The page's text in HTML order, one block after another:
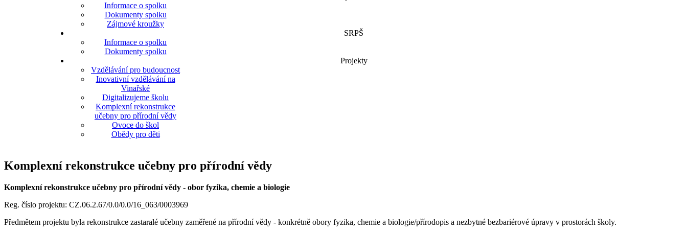
Informace o spolku
Dokumenty spolku
Zájmové kroužky
SRPŠ
Informace o spolku
Dokumenty spolku
Projekty
Vzdělávání pro budoucnost
Inovativní vzdělávání na
Vinařské
Digitalizujeme školu
Komplexní rekonstrukce
učebny pro přírodní vědy
Ovoce do škol
Obědy pro děti
Komplexní rekonstrukce učebny pro přírodní vědy
Komplexní rekonstrukce učebny pro přírodní vědy - obor fyzika, chemie a biologie
Reg. číslo projektu: CZ.06.2.67/0.0/0.0/16_063/0003969
Předmětem projektu byla rekonstrukce zastaralé učebny zaměřené na přírodní vědy - konkrétně obory fyzika, chemie a biologie/přírodopis a nezbytné bezbariérové úpravy v prostorách školy.